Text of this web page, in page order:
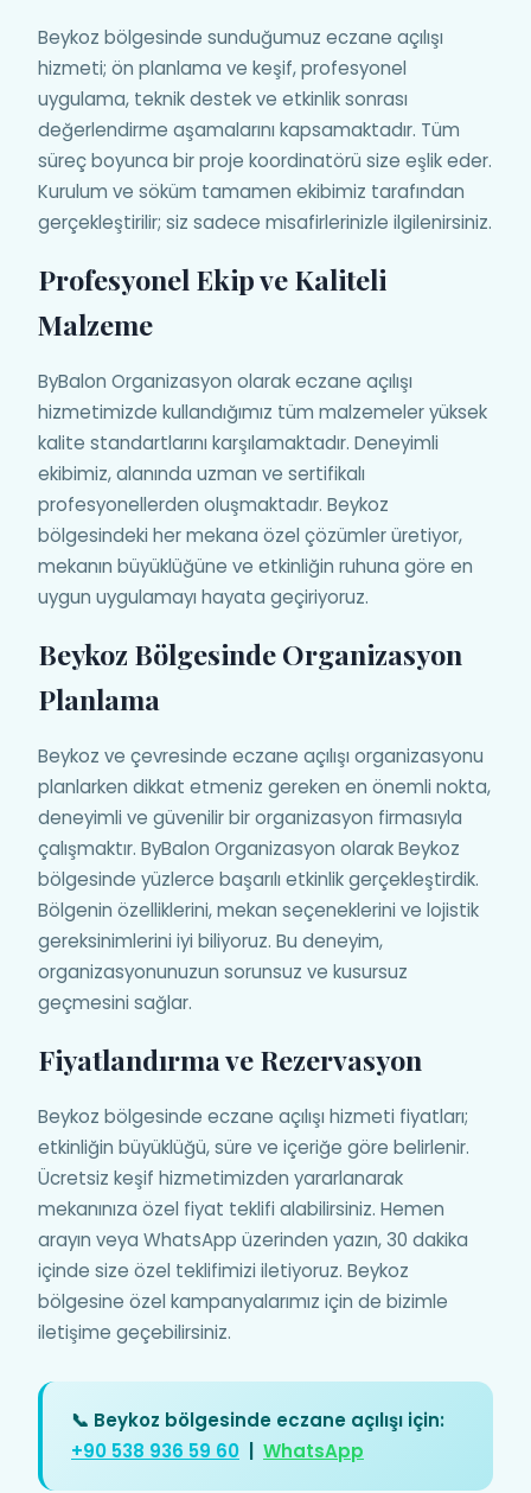
Beykoz bölgesinde sunduğumuz eczane açılışı
hizmeti; ön planlama ve keşif, profesyonel
uygulama, teknik destek ve etkinlik sonrası
değerlendirme aşamalarını kapsamaktadır. Tüm
süreç boyunca bir proje koordinatörü size eşlik eder.
Kurulum ve söküm tamamen ekibimiz tarafından
gerçekleştirilir; siz sadece misafirlerinizle ilgilenirsiniz.
Profesyonel Ekip ve Kaliteli
Malzeme
ByBalon Organizasyon olarak eczane açılışı
hizmetimizde kullandığımız tüm malzemeler yüksek
kalite standartlarını karşılamaktadır. Deneyimli
ekibimiz, alanında uzman ve sertifikalı
profesyonellerden oluşmaktadır. Beykoz
bölgesindeki her mekana özel çözümler üretiyor,
mekanın büyüklüğüne ve etkinliğin ruhuna göre en
uygun uygulamayı hayata geçiriyoruz.
Beykoz Bölgesinde Organizasyon
Planlama
Beykoz ve çevresinde eczane açılışı organizasyonu
planlarken dikkat etmeniz gereken en önemli nokta,
deneyimli ve güvenilir bir organizasyon firmasıyla
çalışmaktır. ByBalon Organizasyon olarak Beykoz
bölgesinde yüzlerce başarılı etkinlik gerçekleştirdik.
Bölgenin özelliklerini, mekan seçeneklerini ve lojistik
gereksinimlerini iyi biliyoruz. Bu deneyim,
organizasyonunuzun sorunsuz ve kusursuz
geçmesini sağlar.
Fiyatlandırma ve Rezervasyon
Beykoz bölgesinde eczane açılışı hizmeti fiyatları;
etkinliğin büyüklüğü, süre ve içeriğe göre belirlenir.
Ücretsiz keşif hizmetimizden yararlanarak
mekanınıza özel fiyat teklifi alabilirsiniz. Hemen
arayın veya WhatsApp üzerinden yazın, 30 dakika
içinde size özel teklifimizi iletiyoruz. Beykoz
bölgesine özel kampanyalarımız için de bizimle
iletişime geçebilirsiniz.
📞 Beykoz bölgesinde eczane açılışı için:
+90 538 936 59 60 | WhatsApp